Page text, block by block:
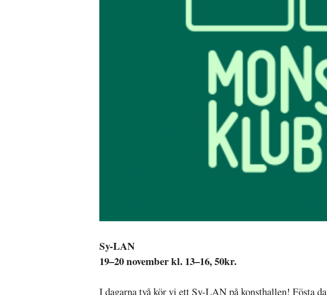
Sy-LAN
19–20 november kl. 13–16, 50kr.
I dagarna två kör vi ett Sy-LAN på konsthallen! Fösta